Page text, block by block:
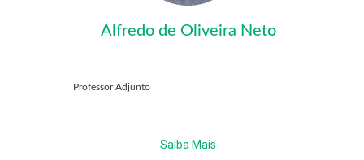
Alfredo de Oliveira Neto
Professor Adjunto
Saiba Mais